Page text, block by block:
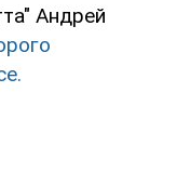
Андрей